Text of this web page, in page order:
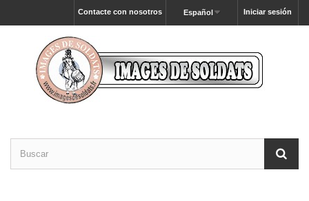
Iniciar sesión
Español
Contacte con nosotros